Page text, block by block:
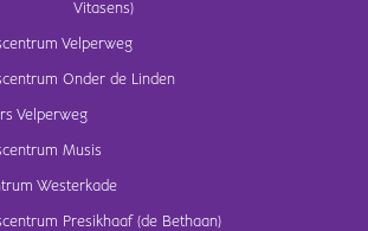
Vitasens)
Velperweg
Onder de Linden
Velperweg
Musis
Westerkade
Presikhaaf (de Bethaan)